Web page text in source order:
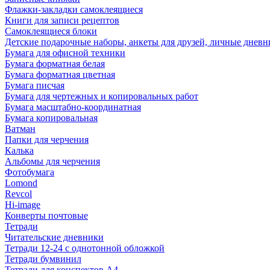
Флажки-закладки самоклеящиеся
Книги для записи рецептов
Самоклеящиеся блоки
Детские подарочные наборы, анкеты для друзей, личные
Бумага для офисной техники
Бумага форматная белая
Бумага форматная цветная
Бумага писчая
Бумага для чертежных и копировальных работ
Бумага масштабно-координатная
Бумага копировальная
Ватман
Папки для черчения
Калька
Альбомы для черчения
Фотобумага
Lomond
Revcol
Hi-image
Конверты почтовые
Тетради
Читательские дневники
Тетради 12-24 с однотонной обложкой
Тетради бумвинил